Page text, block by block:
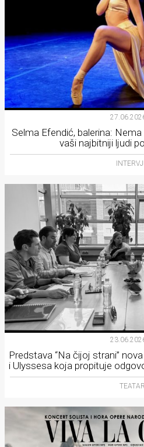
Selma Efendić, balerina:
vaši najbitniji ljudi
Predstava “Na čijoj strani”
i Ulyssesa koja propituje
TEATAR